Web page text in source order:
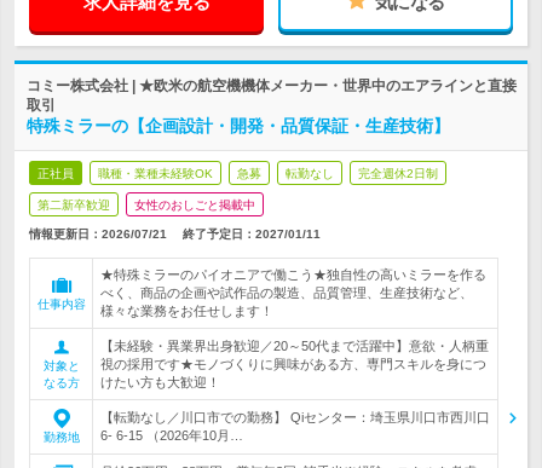
コミー株式会社 | ★欧米の航空機機体メーカー・世界中のエアラインと直接
取引
特殊ミラーの【企画設計・開発・品質保証・生産技術】
正社員 職種・業種未経験OK 急募 転勤なし 完全週休2日制
第二新卒歓迎 女性のおしごと掲載中
情報更新日：2026/07/21 終了予定日： 2027/01/11
仕事内容
★特殊ミラーのパイオニアで働こう★独自性の高いミラーを作る
べく、商品の企画や試作品の製造、品質管理、生産技術など、
様々な業務をお任せします！
対象と
なる方
【未経験・異業界出身歓迎／20～50代まで活躍中】意欲・人柄重
視の採用です★モノづくりに興味がある方、専門スキルを身につ
けたい方も大歓迎！
勤務地
【転勤なし／川口市での勤務】 Qiセンター：埼玉県川口市西川口
6- 6-15 （2026年10月…